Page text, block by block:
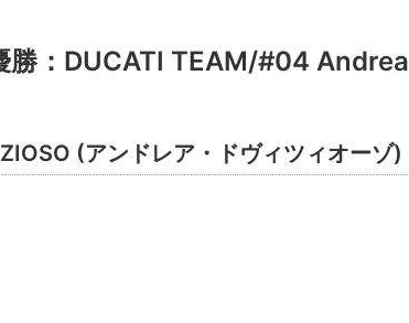
勝：DUCATI TEAM/#04 Andrea
(アンドレア・ドヴィツィオーゾ)